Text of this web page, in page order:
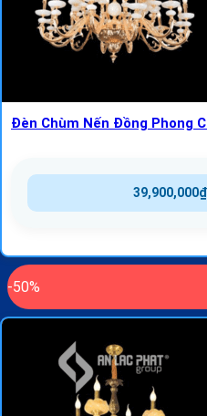
Đèn Chùm Nến Đồng Phong
39,900,000₫
-50%